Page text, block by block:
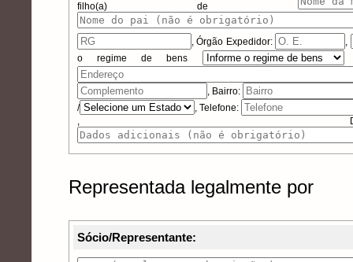
filho(a) de
,Órgão Expedidor:
,
o regime de bens
, Bairro:
/
, Telefone:
, Dados
Representada legalmente por
Sócio/Representante: